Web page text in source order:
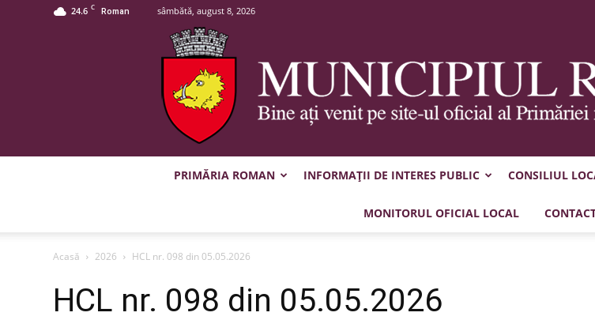
24.6 C Roman sâmbătă, august 8, 2026
Municipiul
PRIMĂRIA ROMAN INFORMAȚII DE INTERES PUBLIC CONSILIUL
MONITORUL OFICIAL LOCAL
Acasă 2026 HCL nr. 098 din 05.05.2026
HCL nr. 098 din 05.05.2026